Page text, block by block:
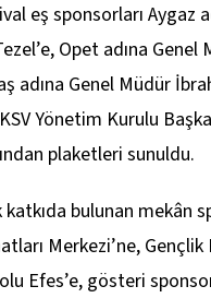
eş sponsorları Aygaz
Opet adına Genel
adına Genel Müdür
Yönetim Kurulu
plaketleri sunuldu.
katkıda bulunan mekân
Merkezi’ne,
Efes’e, gösteri